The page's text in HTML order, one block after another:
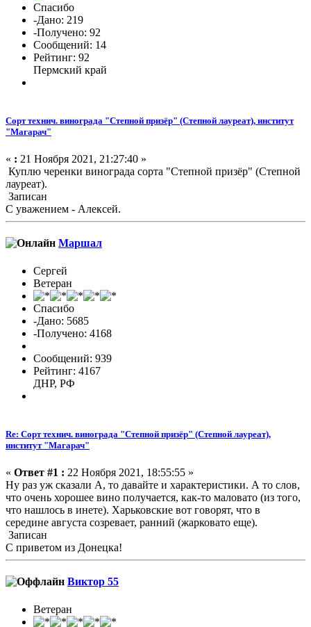
Спасибо
-Дано: 219
-Получено: 92
Сообщений: 14
Рейтинг: 92
Пермский край
Сорт технич. винограда "Степной призёр" (Степной лауреат), институт
"Магарач"
« : 21 Ноября 2021, 21:27:40 »
Куплю черенки винограда сорта "Степной призёр" (Степной
лауреат).
Записан
С уважением - Алексей.
Маршал
Сергей
Ветеран
Спасибо
-Дано: 5685
-Получено: 4168
Сообщений: 939
Рейтинг: 4167
ДНР, РФ
Re: Сорт технич. винограда "Степной призёр" (Степной лауреат),
институт "Магарач"
« Ответ #1 : 22 Ноября 2021, 18:55:55 »
Ну раз уж сказали А, то давайте и характеристики. А то слов,
что очень хорошее вино получается, как-то маловато (из того,
что нашлось в инете). Харьковские вот говорят, что в
середине августа созревает, ранний (жарковато еще).
Записан
С приветом из Донецка!
Виктор 55
Ветеран